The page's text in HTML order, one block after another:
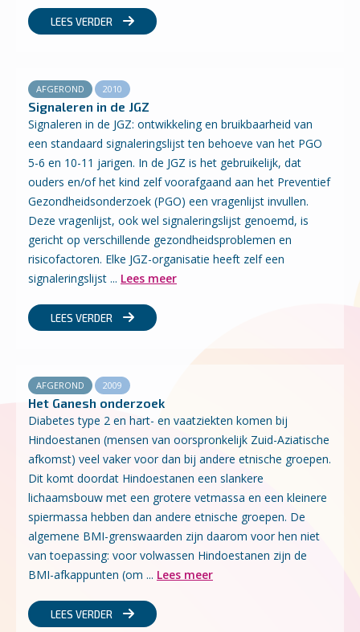
LEES VERDER
AFGEROND 2010
Signaleren in de JGZ
Signaleren in de JGZ: ontwikkeling en bruikbaarheid van
een standaard signaleringslijst ten behoeve van het PGO
5-6 en 10-11 jarigen. In de JGZ is het gebruikelijk, dat
ouders en/of het kind zelf voorafgaand aan het Preventief
Gezondheidsonderzoek (PGO) een vragenlijst invullen.
Deze vragenlijst, ook wel signaleringslijst genoemd, is
gericht op verschillende gezondheidsproblemen en
risicofactoren. Elke JGZ-organisatie heeft zelf een
signaleringslijst ... Lees meer
LEES VERDER
AFGEROND 2009
Het Ganesh onderzoek
Diabetes type 2 en hart- en vaatziekten komen bij
Hindoestanen (mensen van oorspronkelijk Zuid-Aziatische
afkomst) veel vaker voor dan bij andere etnische groepen.
Dit komt doordat Hindoestanen een slankere
lichaamsbouw met een grotere vetmassa en een kleinere
spiermassa hebben dan andere etnische groepen. De
algemene BMI-grenswaarden zijn daarom voor hen niet
van toepassing: voor volwassen Hindoestanen zijn de
BMI-afkappunten (om ... Lees meer
LEES VERDER